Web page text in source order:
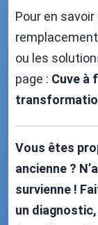
Pour en
ou les
page : Cuve à
Vous êtes
ancienne ?
survienne !
un